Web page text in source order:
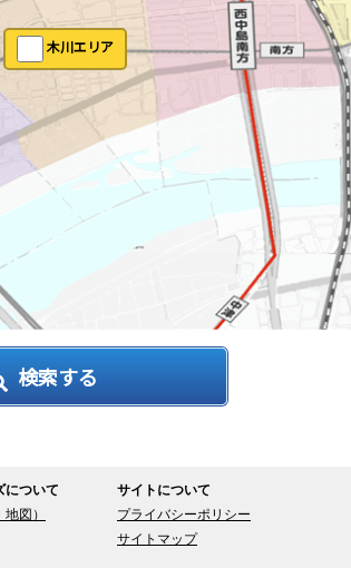
木川エリア
について
図）
サイトについて
プライバシーポリシー
サイトマップ